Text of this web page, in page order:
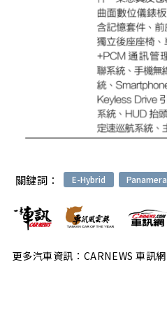
關鍵詞： E-Hybrid Panamera
更多汽車資訊：CARNEWS 車訊網